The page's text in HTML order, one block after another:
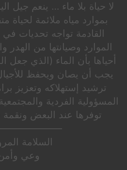
لا حياة بلا ماء … ينعم جيل
بموارد مياه ملائمة لحياة
القادمة تواجه تحديات
الموارد وصيانتها من
أحياها بأن الماء (الذي
يجب أن يصان ويحفظ
ترشيد إستهلاكه وتعزيز
المسؤولية الفردية
توفرها عند البعض ونقمة
السلامة
وعي